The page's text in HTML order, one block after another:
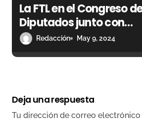
La FTL en el Congreso
Diputados junto con
representantes de la
Redacción May 9, 2024
Deja una respuesta
Tu dirección de correo electrónico